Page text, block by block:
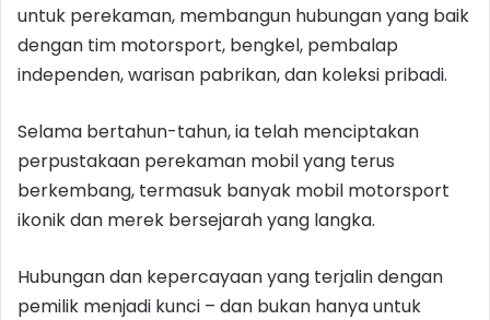
untuk perekaman, membangun hubungan yang baik
dengan tim motorsport, bengkel, pembalap
independen, warisan pabrikan, dan koleksi pribadi.
Selama bertahun-tahun, ia telah menciptakan
perpustakaan perekaman mobil yang terus
berkembang, termasuk banyak mobil motorsport
ikonik dan merek bersejarah yang langka.
Hubungan dan kepercayaan yang terjalin dengan
pemilik menjadi kunci – dan bukan hanya untuk